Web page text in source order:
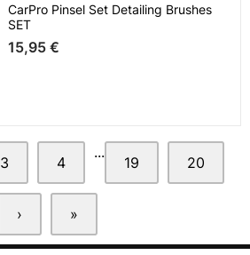
CarPro Pinsel Set Detailing Brushes
SET
15,95 €
3 4
...
19 20
› »